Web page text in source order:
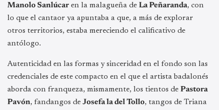
Manolo Sanlúcar en la malagueña de La Peñaranda, con
lo que el cantaor ya apuntaba a que, a más de explorar
otros territorios, estaba mereciendo el calificativo de
antólogo.
Autenticidad en las formas y sinceridad en el fondo son las
credenciales de este compacto en el que el artista badalonés
aborda con franqueza, mismamente, los tientos de Pastora
Pavón, fandangos de Josefa la del Tollo, tangos de Triana